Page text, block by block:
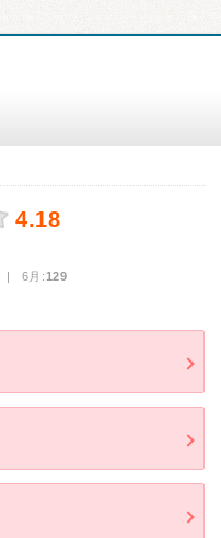
4.18
| 6月:129